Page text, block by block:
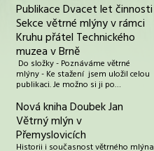
Publikace Dvacet let činnosti
Sekce větrné mlýny v rámci
Kruhu přátel Technického
muzea v Brně
Do složky - Poznáváme větrné
mlýny - Ke stažení jsem uložil celou
publikaci. Je možno si ji po…
Nová kniha Doubek Jan
Větrný mlýn v
Přemyslovicích
Historii i současnost větrného mlýna